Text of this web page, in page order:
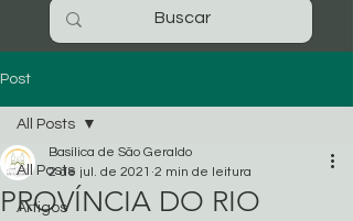
Post
All Posts
Artigos
All Posts
PROVÍNCIA DO RIO
Basílica de São Geraldo
2 de jul. de 2021 2 min de leitura